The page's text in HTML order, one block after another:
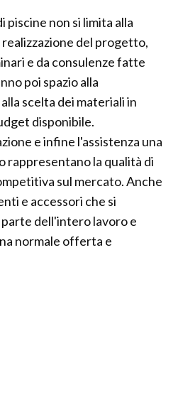
non si limita alla
del progetto,
e da consulenze fatte
poi spazio alla
scelta dei materiali in
disponibile.
e infine l'assistenza una
rappresentano la qualità di
sul mercato. Anche
e accessori che si
dell'intero lavoro e
normale offerta e